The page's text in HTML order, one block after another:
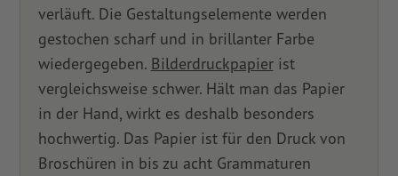
verläuft. Die Gestaltungselemente werden
gestochen scharf und in brillanter Farbe
wiedergegeben. Bilderdruckpapierist
vergleichsweise schwer. Hält man das Papier
in der Hand, wirkt es deshalb besonders
hochwertig. Das Papier ist für den Druck von
Broschüren in bis zu acht Grammaturen